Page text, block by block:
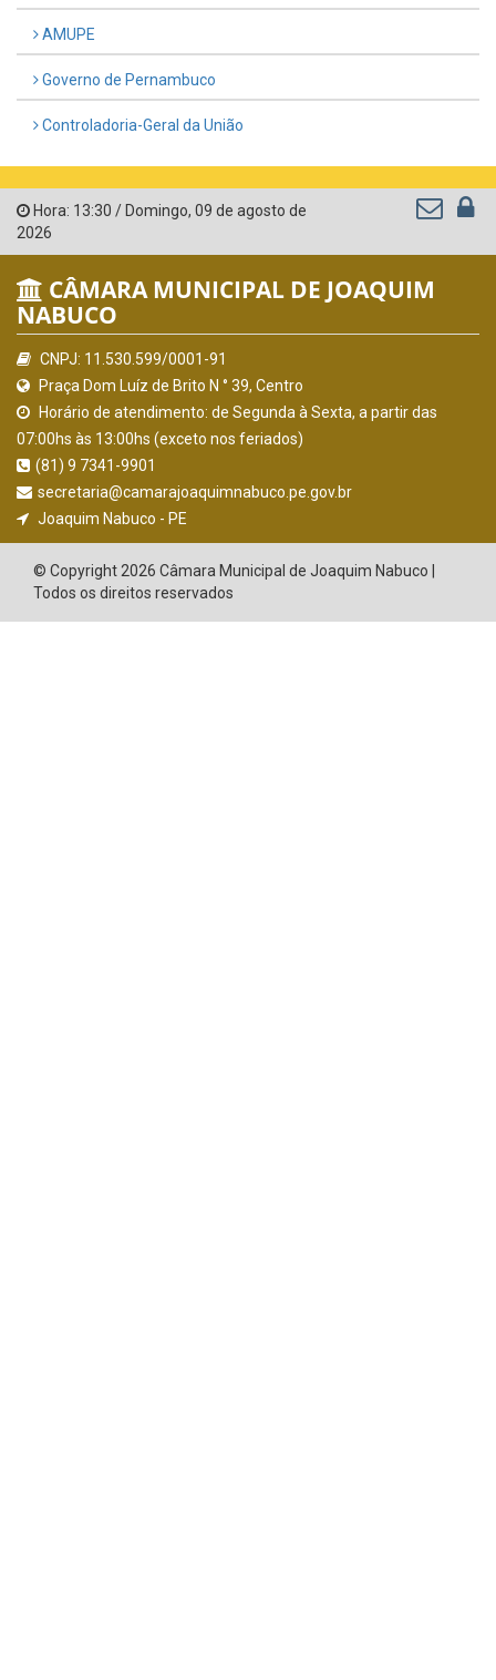
AMUPE
Governo de Pernambuco
Controladoria-Geral da União
Hora: 13:30 / Domingo, 09 de agosto de
2026
CÂMARA MUNICIPAL DE JOAQUIM
NABUCO
CNPJ: 11.530.599/0001-91
Praça Dom Luíz de Brito N ° 39, Centro
Horário de atendimento: de Segunda à Sexta, a partir das
07:00hs às 13:00hs (exceto nos feriados)
(81) 9 7341-9901
secretaria@camarajoaquimnabuco.pe.gov.br
Joaquim Nabuco - PE
© Copyright 2026 Câmara Municipal de Joaquim Nabuco |
Todos os direitos reservados